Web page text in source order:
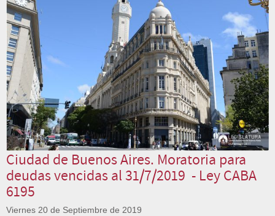
Ciudad de Buenos Aires. Moratoria para
deudas vencidas al 31/7/2019 - Ley CABA
6195
Viernes 20 de Septiembre de 2019